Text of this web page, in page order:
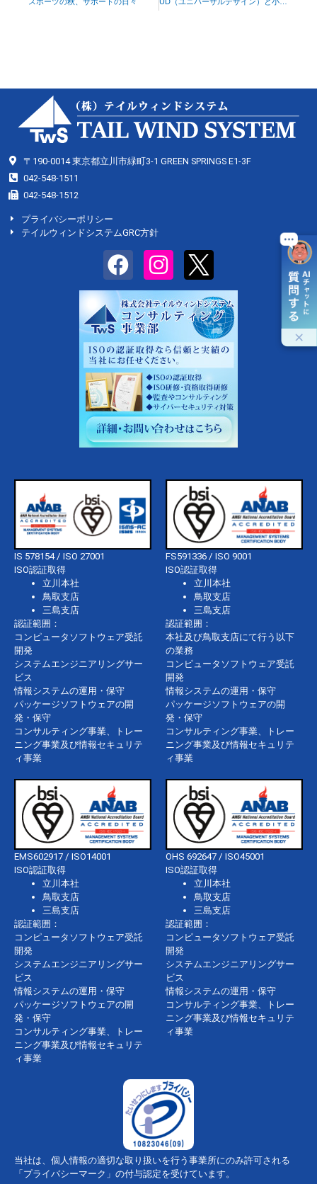
〒190-0014 東京都立川市緑町3-1 GREEN SPRINGS E1-3F
042-548-1511
042-548-1512
プライバシーポリシー
テイルウィンドシステムGRC方針
IS 578154 / ISO 27001
ISO認証取得
立川本社
鳥取支店
三島支店
認証範囲：
コンピュータソフトウェア受託
開発
システムエンジニアリングサー
ビス
情報システムの運用・保守
パッケージソフトウェアの開
発・保守
コンサルティング事業、トレー
ニング事業及び情報セキュリテ
ィ事業
FS591336 / ISO 9001
ISO認証取得
立川本社
鳥取支店
三島支店
認証範囲：
本社及び鳥取支店にて行う以下
の業務
コンピュータソフトウェア受託
開発
情報システムの運用・保守
パッケージソフトウェアの開
発・保守
コンサルティング事業、トレー
ニング事業及び情報セキュリテ
ィ事業
EMS602917 / ISO14001
ISO認証取得
立川本社
鳥取支店
三島支店
認証範囲：
コンピュータソフトウェア受託
開発
システムエンジニアリングサー
ビス
情報システムの運用・保守
パッケージソフトウェアの開
発・保守
コンサルティング事業、トレー
ニング事業及び情報セキュリテ
ィ事業
OHS 692647 / ISO45001
ISO認証取得
立川本社
鳥取支店
三島支店
認証範囲：
コンピュータソフトウェア受託
開発
システムエンジニアリングサー
ビス
情報システムの運用・保守
コンサルティング事業、トレー
ニング事業及び情報セキュリテ
ィ事業
当社は、個人情報の適切な取り扱いを行う事業所にのみ許可される
「プライバシーマーク」の付与認定を受けています。